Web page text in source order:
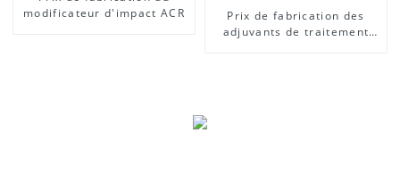
modificateur d'impact ACR
Prix ​​de fabrication des
adjuvants de traitement